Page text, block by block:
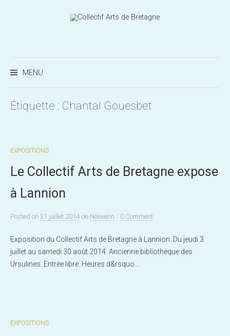
MENU
Étiquette : Chantal Gouesbet
EXPOSITIONS
Le Collectif Arts de Bretagne expose
à Lannion
Posted on 31 juillet 2014 de Nolwenn / 0 Comment
Exposition du Collectif Arts de Bretagne à Lannion. Du jeudi 3
juillet au samedi 30 août 2014. Ancienne bibliothèque des
Ursulines. Entrée libre. Heures d&rsquo...
EXPOSITIONS